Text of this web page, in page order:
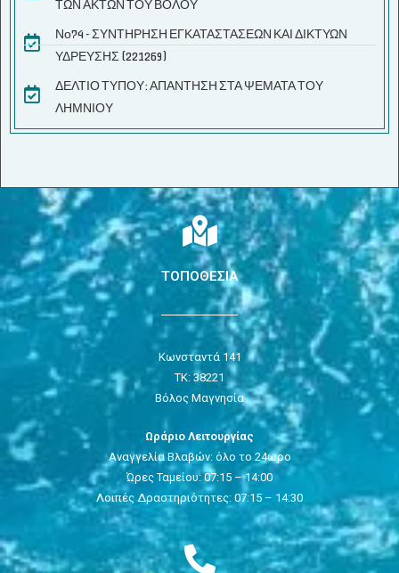
ΤΩΝ ΑΚΤΩΝ ΤΟΥ ΒΟΛΟΥ
Νο74 - ΣΥΝΤΗΡΗΣΗ ΕΓΚΑΤΑΣΤΑΣΕΩΝ ΚΑΙ ΔΙΚΤΥΩΝ
ΥΔΡΕΥΣΗΣ (221269)
ΔΕΛΤΙΟ ΤΥΠΟΥ: ΑΠΑΝΤΗΣΗ ΣΤΑ ΨΕΜΑΤΑ ΤΟΥ
ΛΗΜΝΙΟΥ
ΤΟΠΟΘΕΣΙΑ
Κωνσταντά 141
ΤΚ: 38221
Βόλος Μαγνησία
Ωράριο Λειτουργίας
Αναγγελία Βλαβών: όλο το 24ωρο
Ώρες Ταμείου: 07:15 – 14:00
Λοιπές Δραστηριότητες: 07:15 – 14:30